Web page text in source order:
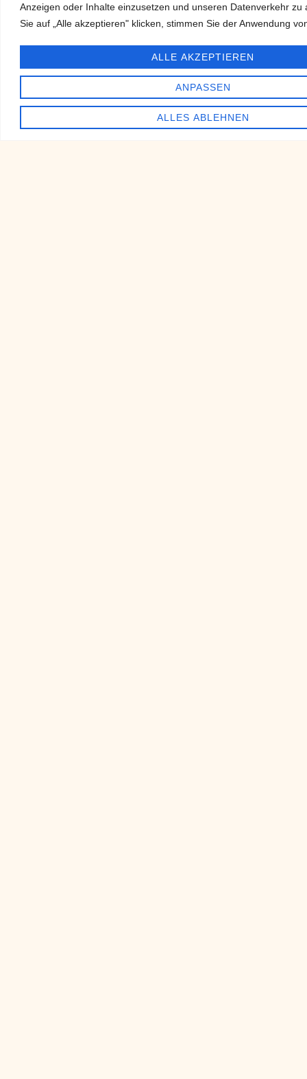
Anzeigen oder Inhalte einzusetzen und unseren Datenverkehr zu
Sie auf „Alle akzeptieren" klicken, stimmen Sie der Anwendung
ANPASSEN
ALLES ABLEHNEN
ALLE AKZEPTIEREN
ca. 650 Veranstaltungen pro Jahr